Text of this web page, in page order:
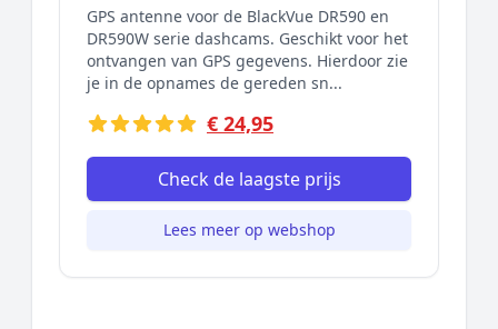
GPS antenne voor de BlackVue DR590 en
DR590W serie dashcams. Geschikt voor het
ontvangen van GPS gegevens. Hierdoor zie
je in de opnames de gereden sn...
€ 24,95
Check de laagste prijs
Lees meer op webshop